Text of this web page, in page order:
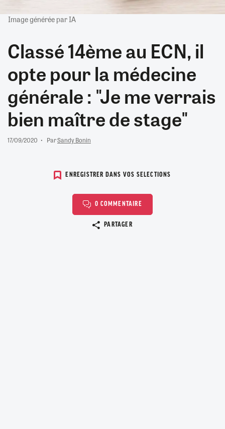
Image générée par IA
Classé 14ème au ECN, il
opte pour la médecine
générale : "Je me verrais
bien maître de stage"
17/09/2020 ParSandy Bonin
ENREGISTRER DANS VOS SELECTIONS
0 COMMENTAIRE
PARTAGER